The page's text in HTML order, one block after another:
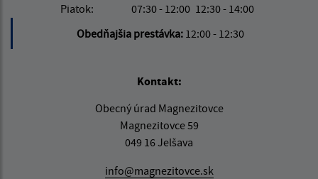
Piatok:
07:30 - 12:00 12:30 - 14:00
Obedňajšia prestávka: 12:00 - 12:30
Kontakt:
Obecný úrad Magnezitovce
Magnezitovce 59
049 16 Jelšava
info@magnezitovce.sk